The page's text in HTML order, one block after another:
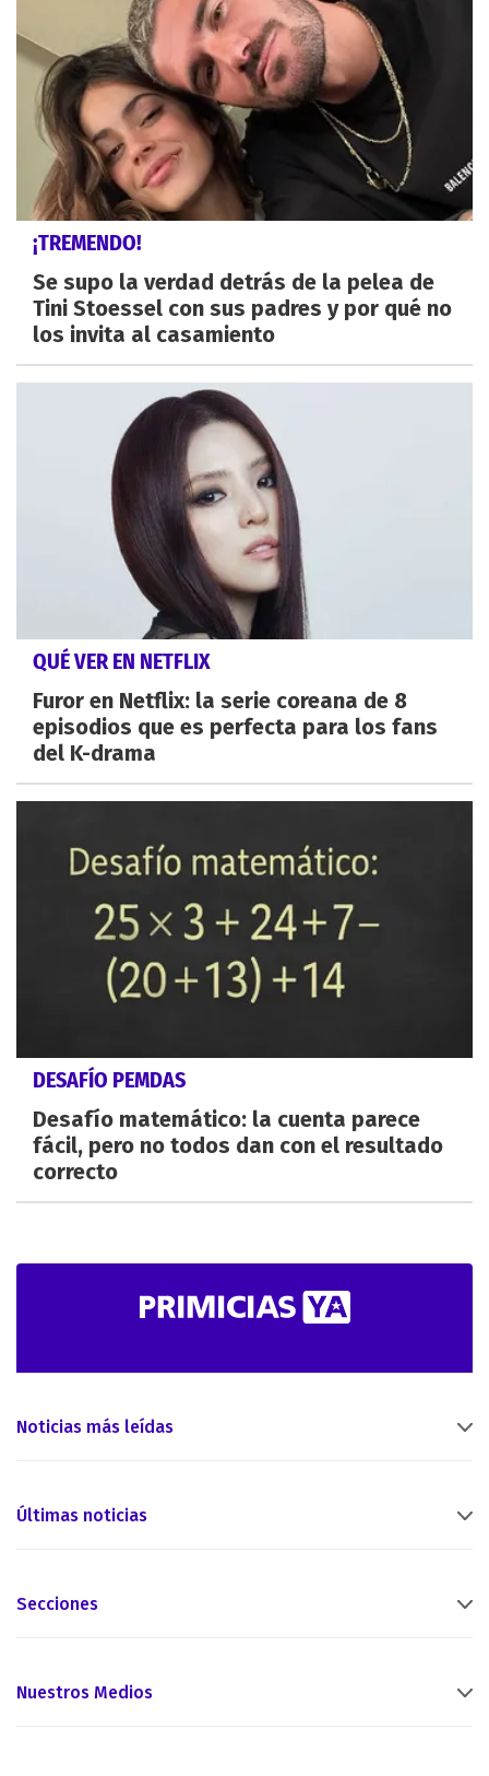
¡TREMENDO!
Se supo la verdad detrás de la pelea de
Tini Stoessel con sus padres y por qué no
los invita al casamiento
QUÉ VER EN NETFLIX
Furor en Netflix: la serie coreana de 8
episodios que es perfecta para los fans
del K-drama
DESAFÍO PEMDAS
Desafío matemático: la cuenta parece
fácil, pero no todos dan con el resultado
correcto
Noticias más leídas
Últimas noticias
Secciones
Nuestros Medios